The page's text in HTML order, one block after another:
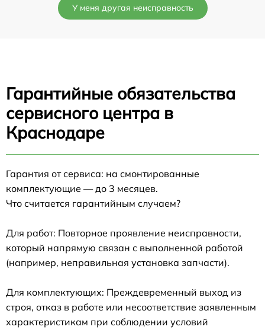
У меня другая неисправность
Гарантийные обязательства
сервисного центра в
Краснодаре
Гарантия от сервиса: на смонтированные
комплектующие — до 3 месяцев.
Что считается гарантийным случаем?
Для работ: Повторное проявление неисправности,
который напрямую связан с выполненной работой
(например, неправильная установка запчасти).
Для комплектующих: Преждевременный выход из
строя, отказ в работе или несоответствие заявленным
характеристикам при соблюдении условий